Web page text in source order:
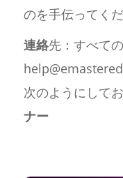
のを手伝ってくだ
連絡先：すべて
次のようにして
ナー